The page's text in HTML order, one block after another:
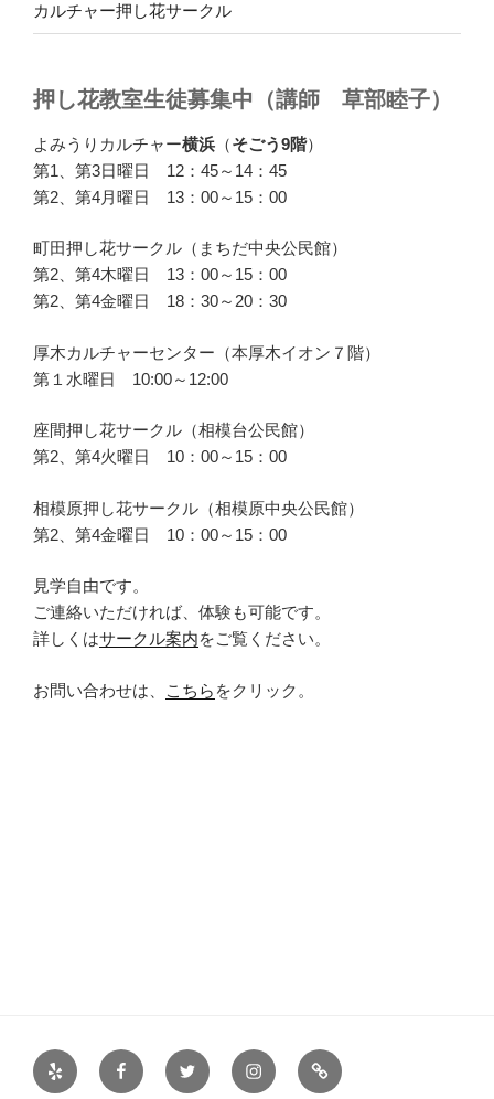
カルチャー押し花サークル
押し花教室生徒募集中（講師 草部睦子）
よみうりカルチャー横浜 （そごう9階）
第1、第3日曜日 12：45～14：45
第2、第4月曜日 13：00～15：00
町田押し花サークル（まちだ中央公民館）
第2、第4木曜日 13：00～15：00
第2、第4金曜日 18：30～20：30
厚木カルチャーセンター（本厚木イオン７階）
第１水曜日 10:00～12:00
座間押し花サークル（相模台公民館）
第2、第4火曜日 10：00～15：00
相模原押し花サークル（相模原中央公民館）
第2、第4金曜日 10：00～15：00
見学自由です。
ご連絡いただければ、体験も可能です。
詳しくはサークル案内をご覧ください。
お問い合わせは、 こちら をクリック。
Yelp FacebookTwitter Instagram
サ
ー